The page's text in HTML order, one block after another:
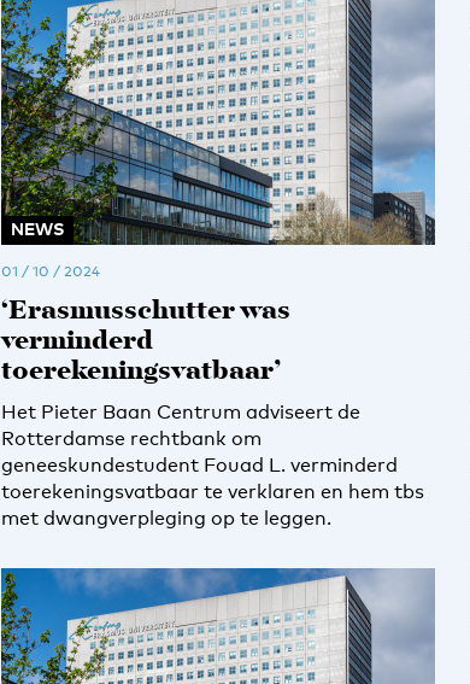
NEWS
01 / 10 / 2024
‘Erasmusschutter was
verminderd
toerekeningsvatbaar’
Het Pieter Baan Centrum adviseert de
Rotterdamse rechtbank om
geneeskundestudent Fouad L. verminderd
toerekeningsvatbaar te verklaren en hem tbs
met dwangverpleging op te leggen.